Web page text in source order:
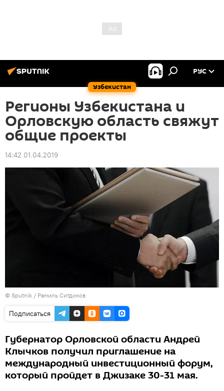
Узбекистан
РУС
Регионы Узбекистана и
Орловскую область свяжут
общие проекты
14:42 01.04.2019
© Sputnik / Рамиль Ситдиков
Подписаться
Губернатор Орловской области Андрей
Клычков получил приглашение на
международный инвестиционный форум,
который пройдет в Джизаке 30-31 мая.